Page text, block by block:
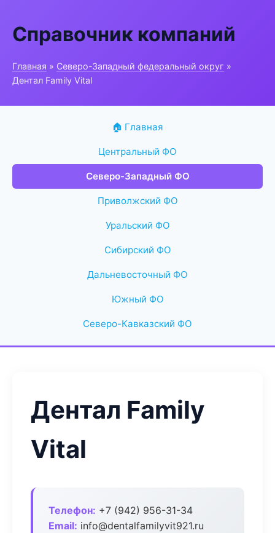
Справочник компаний
Главная » Северо-Западный федеральный округ »
Дентал Family Vital
🏠 Главная
Центральный ФО
Северо-Западный ФО
Приволжский ФО
Уральский ФО
Сибирский ФО
Дальневосточный ФО
Южный ФО
Северо-Кавказский ФО
Дентал Family
Vital
Телефон: +7 (942) 956-31-34
Email: info@dentalfamilyvit921.ru